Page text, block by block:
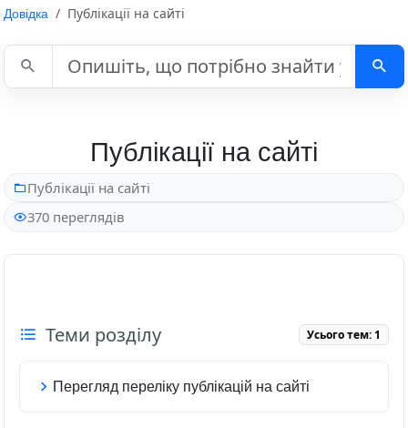
Довідка Публікації на сайті
Пошук у довідці
Публікації на сайті
Публікації на сайті
370 переглядів
Теми розділу Усього тем: 1
Перегляд переліку публікацій на сайті